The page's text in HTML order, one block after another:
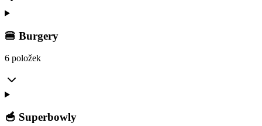
🍔 Burgery
6 položek
🥣 Superbowly